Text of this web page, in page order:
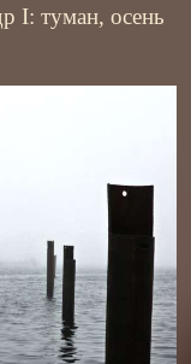
І: туман, осень